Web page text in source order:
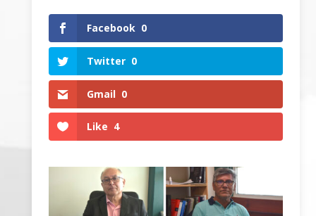
Facebook 0
Twitter 0
Gmail 0
Like 4